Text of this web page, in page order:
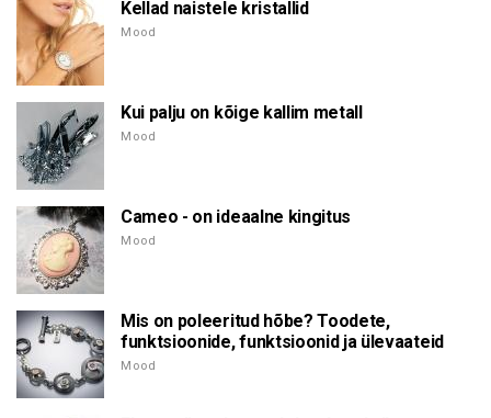
Kellad naistele kristallid
Mood
Kui palju on kõige kallim metall
Mood
Cameo - on ideaalne kingitus
Mood
Mis on poleeritud hõbe? Toodete,
funktsioonide, funktsioonid ja ülevaateid
Mood